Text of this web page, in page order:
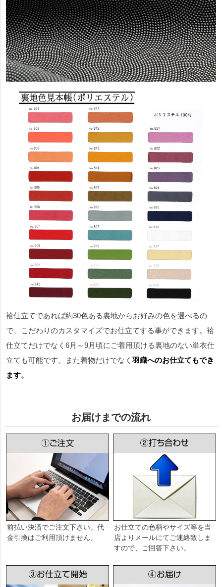
袷仕立てであれば約30色ある裏地からお好みの色を選べるの
で、こだわりのカスタマイズでお仕立てする事ができます。袷
仕立てだけでなく6月～9月頃にご着用頂ける裏地のない単衣仕
立ても可能です。また着物だけでなく羽織へのお仕立てもでき
ます。
お届けまでの流れ
前払い決済でご注文下さい。代
金引換はご利用頂けません。
お仕立ての色柄やサイズ等を当
店よりメールにてご連絡致しま
すので、ご回答下さい。